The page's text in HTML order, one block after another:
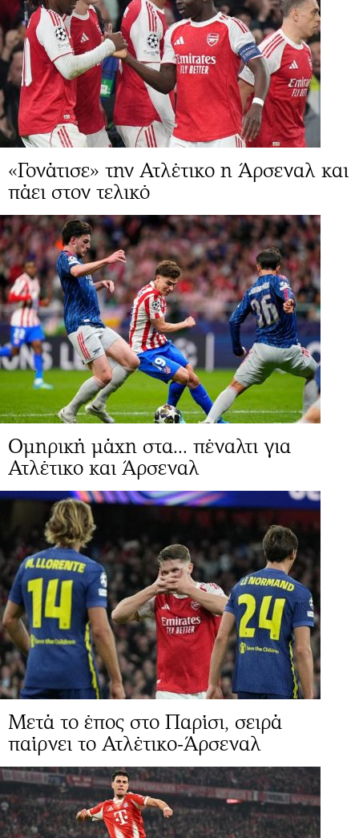
«Γονάτισε» την Ατλέτικο η Άρσεναλ και
πάει στον τελικό
Ομηρική μάχη στα... πέναλτι για
Ατλέτικο και Άρσεναλ
Μετά το έπος στο Παρίσι, σειρά
παίρνει το Ατλέτικο-Άρσεναλ